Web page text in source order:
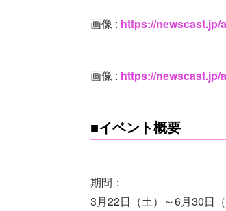
画像 : https://newscast.jp/
画像 : https://newscast.jp/
■イベント概要
期間：
3月22日（土）～6月30日（